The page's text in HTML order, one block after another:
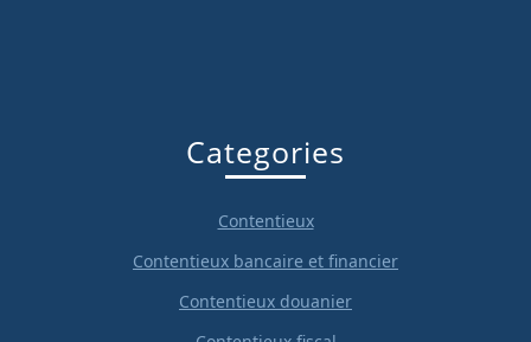
Categories
Contentieux
Contentieux bancaire et financier
Contentieux douanier